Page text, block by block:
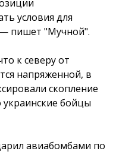
условия для
пишет "Мучной".
к северу от
напряженной, в
скопление
украинские бойцы
авиабомбами по